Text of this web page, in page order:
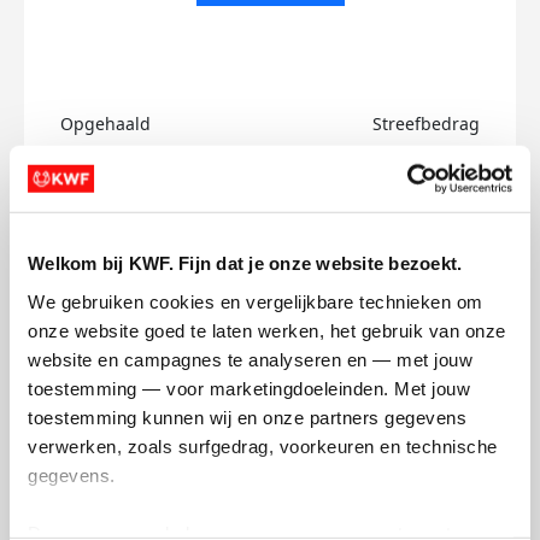
Welkom bij KWF. Fijn dat je onze website bezoekt.
We gebruiken cookies en vergelijkbare technieken om
onze website goed te laten werken, het gebruik van onze
website en campagnes te analyseren en — met jouw
toestemming — voor marketingdoeleinden. Met jouw
toestemming kunnen wij en onze partners gegevens
verwerken, zoals surfgedrag, voorkeuren en technische
gegevens.
Opgehaald Streefbedrag
Simen's badges